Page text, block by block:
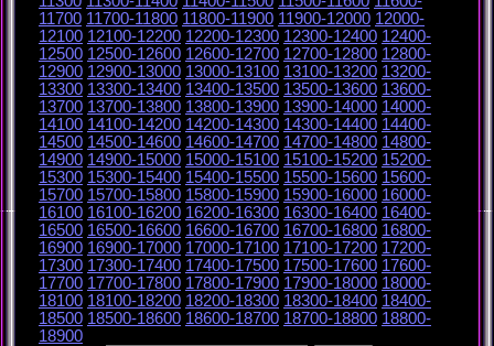
11700 11700-11800 11800-11900 11900-12000 12000-
12100 12100-12200 12200-12300 12300-12400 12400-
12500 12500-12600 12600-12700 12700-12800 12800-
12900 12900-13000 13000-13100 13100-13200 13200-
13300 13300-13400 13400-13500 13500-13600 13600-
13700 13700-13800 13800-13900 13900-14000 14000-
14100 14100-14200 14200-14300 14300-14400 14400-
14500 14500-14600 14600-14700 14700-14800 14800-
14900 14900-15000 15000-15100 15100-15200 15200-
15300 15300-15400 15400-15500 15500-15600 15600-
15700 15700-15800 15800-15900 15900-16000 16000-
16100 16100-16200 16200-16300 16300-16400 16400-
16500 16500-16600 16600-16700 16700-16800 16800-
16900 16900-17000 17000-17100 17100-17200 17200-
17300 17300-17400 17400-17500 17500-17600 17600-
17700 17700-17800 17800-17900 17900-18000 18000-
18100 18100-18200 18200-18300 18300-18400 18400-
18500 18500-18600 18600-18700 18700-18800 18800-
18900